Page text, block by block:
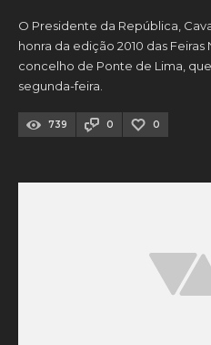
O Presidente da República,
honra da edição 2010 das Feiras
concelho de Ponte de Lima,
segunda-feira.
739 0 0